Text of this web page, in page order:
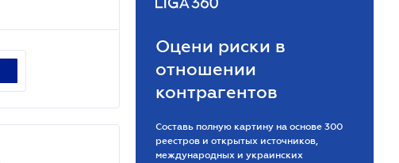
Оцени риски в
отношении
контрагентов
Составь полную картину на основе 300
реестров и открытых источников,
международных и украинских